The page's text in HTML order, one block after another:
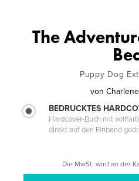
The
Puppy Dog
von
BEDRUCKTES
Hardcover-Buch mit
direkt auf den Einband
Die MwSt. wird an der